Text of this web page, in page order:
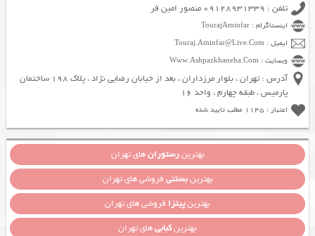
تلفن : 09128931339 منصور امین فر
اینستاگرام : TourajAminfar
ایمیل : Touraj.Aminfar@Live.Com
وبسایت : Www.Ashpazkhaneha.Com
آدرس : تهران ، بلوار مرزداران ، بعد از خیابان رضایی نژاد ، پلاک 198 ساختمان
پارمیس ، طبقه چهارم ، واحد 16
اعتبار : 1145 مطلب تایید شده
بهترینرستورانهای تهران
بهترینبستنی فروشی های تهران
بهترینپیتزا فروشی های تهران
بهترینکبابیهای تهران